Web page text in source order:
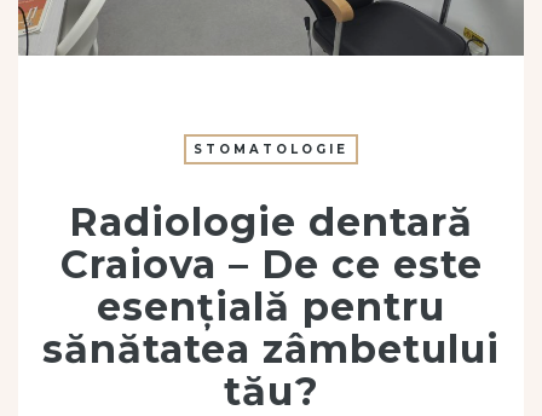
STOMATOLOGIE
Radiologie dentară
Craiova – De ce este
esențială pentru
sănătatea zâmbetului
tău?